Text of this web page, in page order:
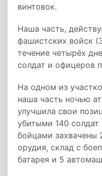
винтовок.
Наша часть,
фашистских войск
течение четырёх
солдат и офицеров
На одном из
наша часть ночью
улучшила свои
убитыми 140
бойцами захвачены
орудия, склад с
батарея и 5